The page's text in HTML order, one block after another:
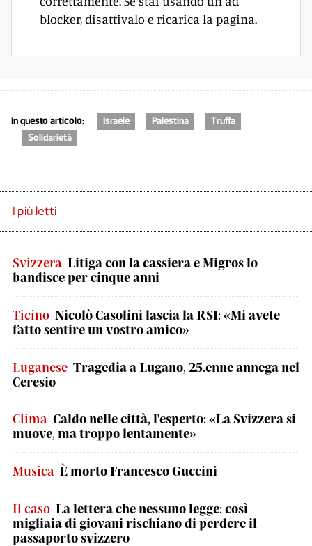
blocker, disattivalo e ricarica la pagina.
In questo articolo: Israele Palestina
Truffa
Solidarietà
I più letti
Svizzera Litiga con la cassiera e Migros lo
bandisce per cinque anni
Ticino Nicolò Casolini lascia la RSI: «Mi avete
fatto sentire un vostro amico»
Luganese Tragedia a Lugano, 25.enne annega nel
Ceresio
Clima Caldo nelle città, l'esperto: «La Svizzera si
muove, ma troppo lentamente»
Musica È morto Francesco Guccini
Il caso La lettera che nessuno legge: così
migliaia di giovani rischiano di perdere il
passaporto svizzero